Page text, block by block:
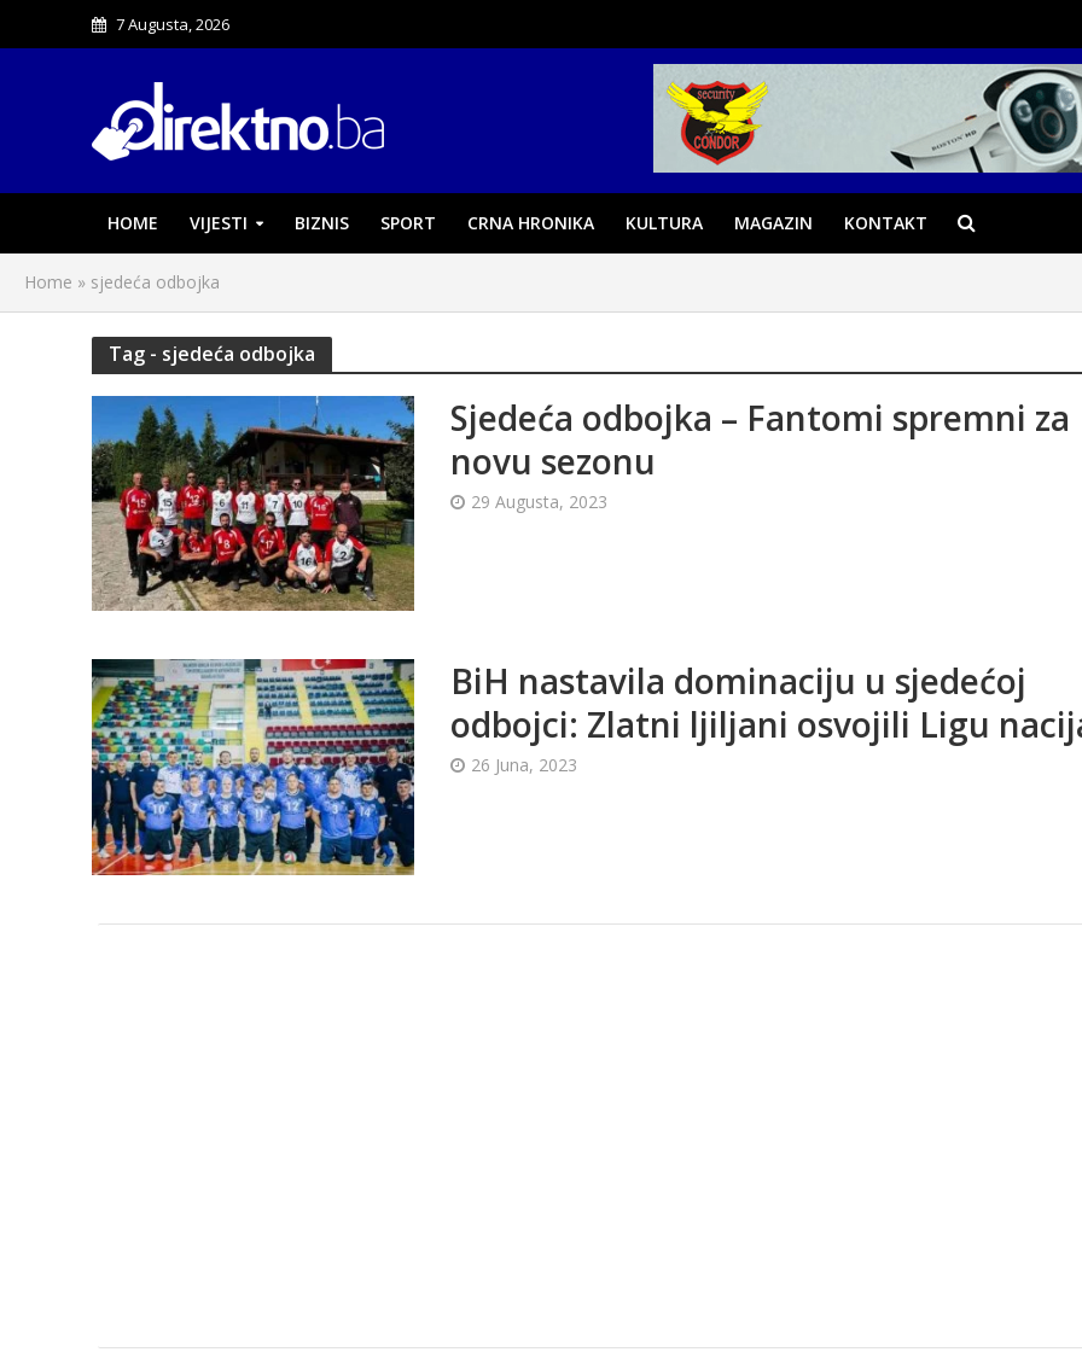
7 Augusta, 2026
HOME VIJESTI BIZNIS SPORT CRNA HRONIKA KULTURA MAGAZIN KONTAKT
Home » sjedeća odbojka
Tag - sjedeća odbojka
Sjedeća odbojka – Fantomi spremni za
novu sezonu
29 Augusta, 2023
BiH nastavila dominaciju u sjedećoj
odbojci: Zlatni ljiljani osvojili Ligu
26 Juna, 2023